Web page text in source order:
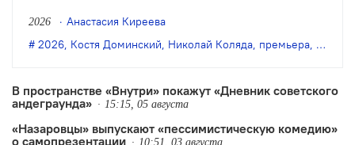
Доминского «Симонов и Кузнецов» по
одноимённой пьесе Николая Коляды.
2026
Анастасия Киреева
2026, Костя Доминский, Николай Коляда, премьера,
В пространстве «Внутри» покажут «Дневник советского
андеграунда»
15:15, 05 августа
«Назаровцы» выпускают «пессимистическую комедию»
о самопрезентации
10:51, 03 августа